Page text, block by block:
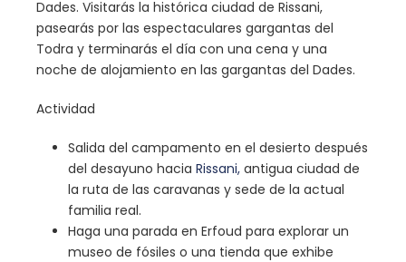
Dades. Visitarás la histórica ciudad de Rissani,
pasearás por las espectaculares gargantas del
Todra y terminarás el día con una cena y una
noche de alojamiento en las gargantas del Dades.
Actividad
Salida del campamento en el desierto después
del desayuno hacia Rissani, antigua ciudad de
la ruta de las caravanas y sede de la actual
familia real.
Haga una parada en Erfoud para explorar un
museo de fósiles o una tienda que exhibe